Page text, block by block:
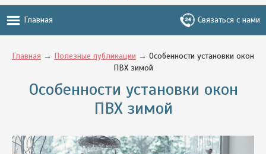
Главная Связаться с нами
Главная → Полезные публикации → Особенности установки окон
ПВХ зимой
Особенности установки окон
ПВХ зимой